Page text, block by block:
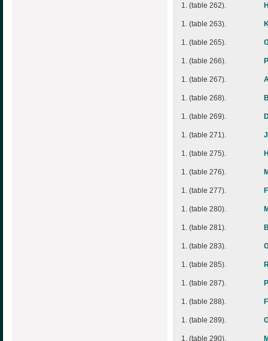
1. (table 262).
1. (table 263).
1. (table 265).
1. (table 266).
1. (table 267).
1. (table 268).
1. (table 269).
1. (table 271).
1. (table 275).
1. (table 276).
1. (table 277).
1. (table 280).
1. (table 281).
1. (table 283).
1. (table 285).
1. (table 287).
1. (table 288).
1. (table 289).
1. (table 290).